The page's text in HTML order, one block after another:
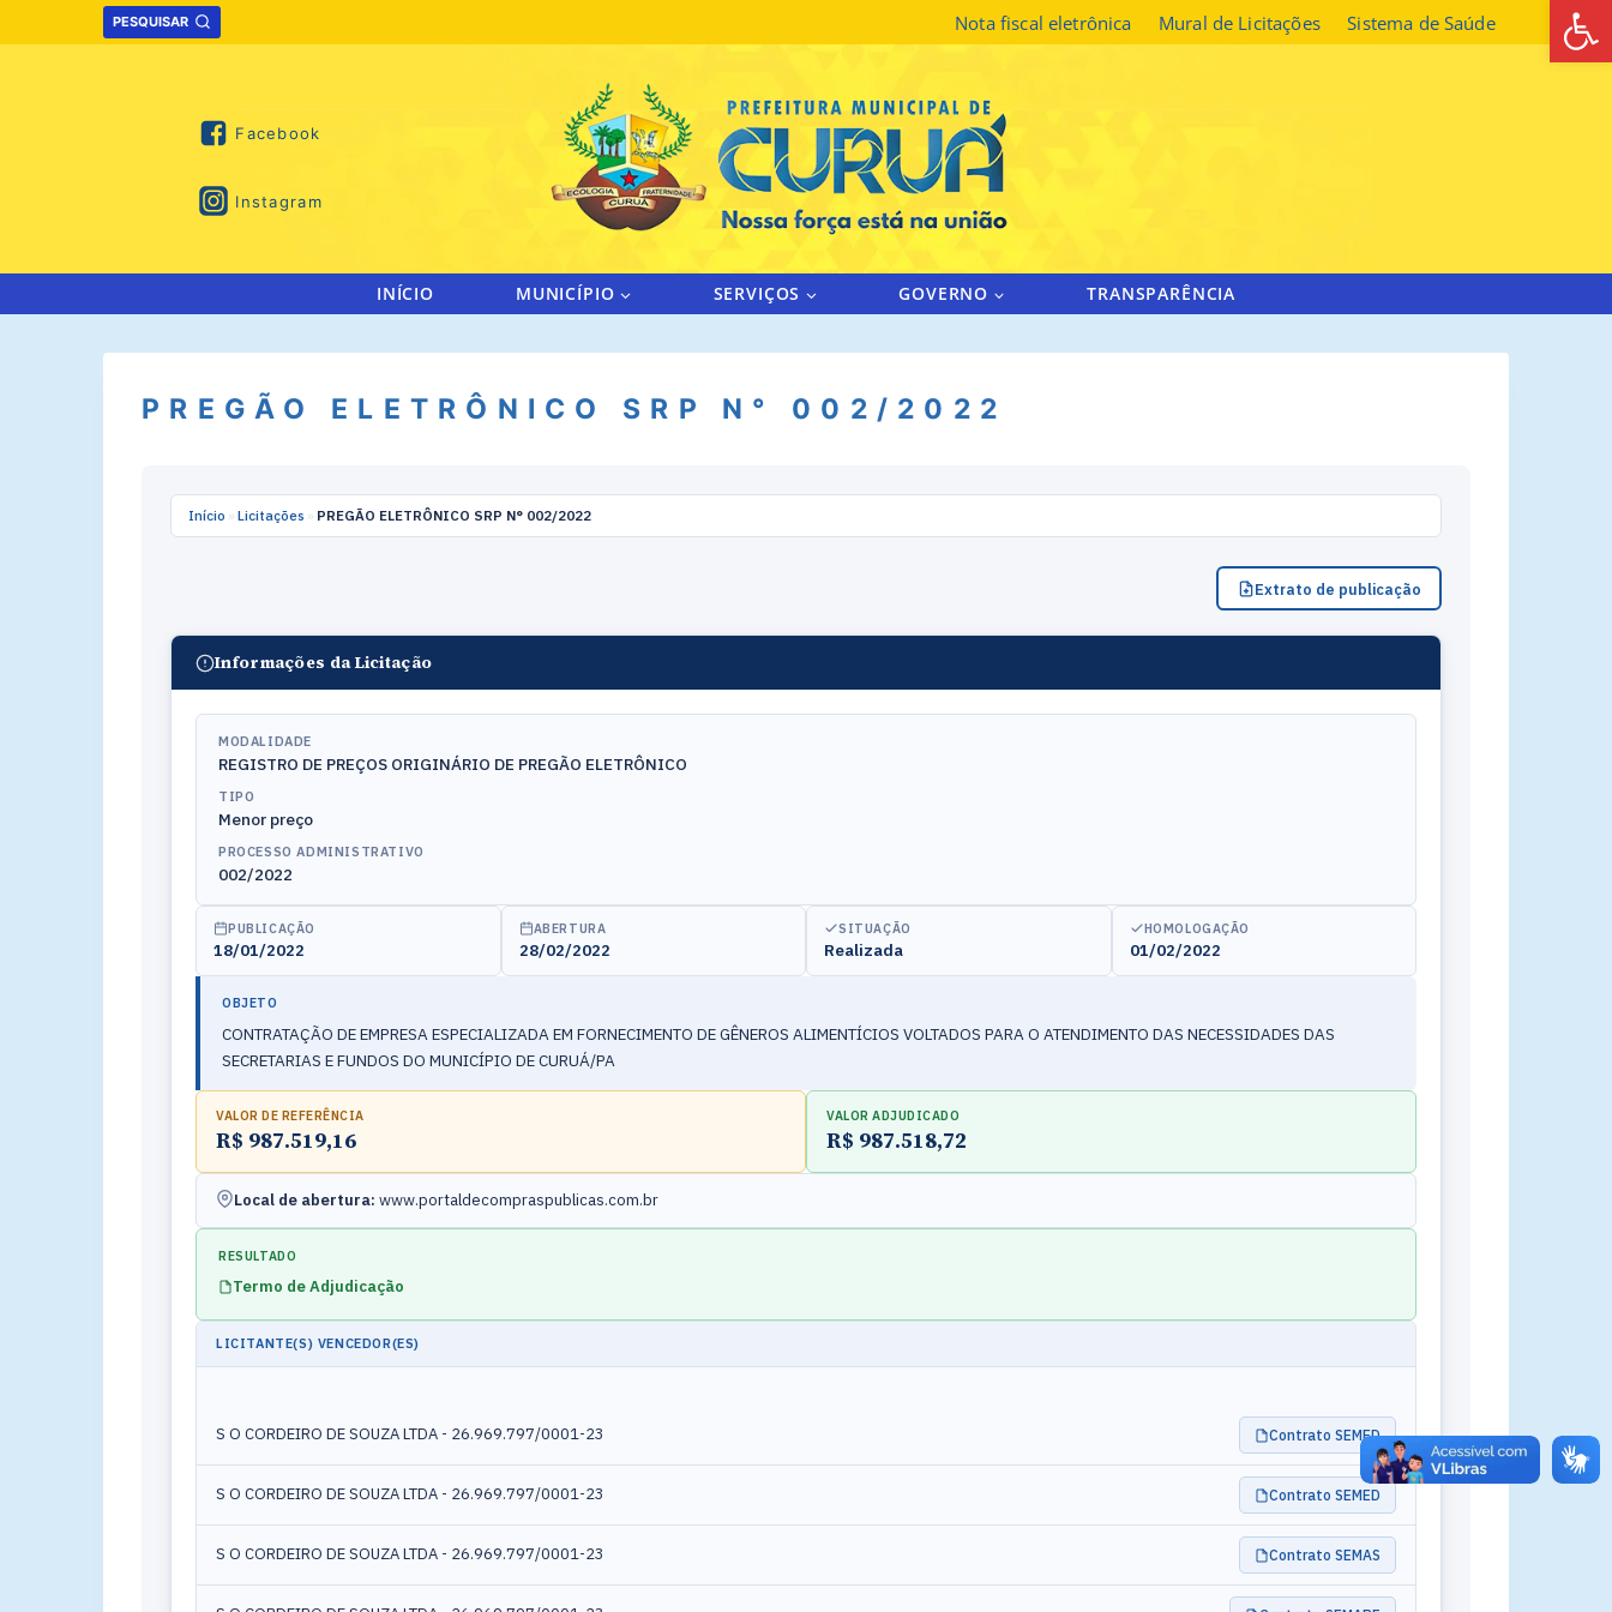
to
PESQUISAR Nota fiscal eletrônica Mural de Licitações Sistema de Saúde
Facebook
Instagram
INÍCIO MUNICÍPIO SERVIÇOS GOVERNO TRANSPARÊNCIA
PREGÃO ELETRÔNICO SRP N° 002/2022
Início » Licitações » PREGÃO ELETRÔNICO SRP N° 002/2022
Extrato de publicação
Informações da Licitação
MODALIDADE
REGISTRO DE PREÇOS ORIGINÁRIO DE PREGÃO ELETRÔNICO
TIPO
Menor preço
PROCESSO ADMINISTRATIVO
002/2022
PUBLICAÇÃO
18/01/2022
ABERTURA
28/02/2022
SITUAÇÃO
Realizada
HOMOLOGAÇÃO
01/02/2022
OBJETO
CONTRATAÇÃO DE EMPRESA ESPECIALIZADA EM FORNECIMENTO DE GÊNEROS ALIMENTÍCIOS VOLTADOS PARA O ATENDIMENTO DAS NECESSIDADES DAS
SECRETARIAS E FUNDOS DO MUNICÍPIO DE CURUÁ/PA
VALOR DE REFERÊNCIA
R$ 987.519,16
VALOR ADJUDICADO
R$ 987.518,72
Local de abertura: www.portaldecompraspublicas.com.br
RESULTADO
Termo de Adjudicação
LICITANTE(S) VENCEDOR(ES)
S O CORDEIRO DE SOUZA LTDA - 26.969.797/0001-23 Contrato SEMED
S O CORDEIRO DE SOUZA LTDA - 26.969.797/0001-23 Contrato SEMED
S O CORDEIRO DE SOUZA LTDA - 26.969.797/0001-23 Contrato SEMAS